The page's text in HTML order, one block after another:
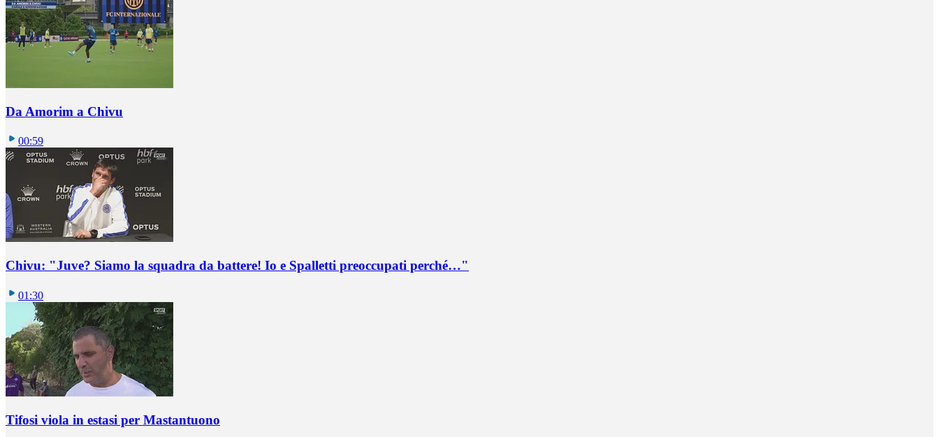
Da Amorim a Chivu
00:59
Chivu: "Juve? Siamo la squadra da battere! Io e Spalletti preoccupati perché…"
01:30
Tifosi viola in estasi per Mastantuono